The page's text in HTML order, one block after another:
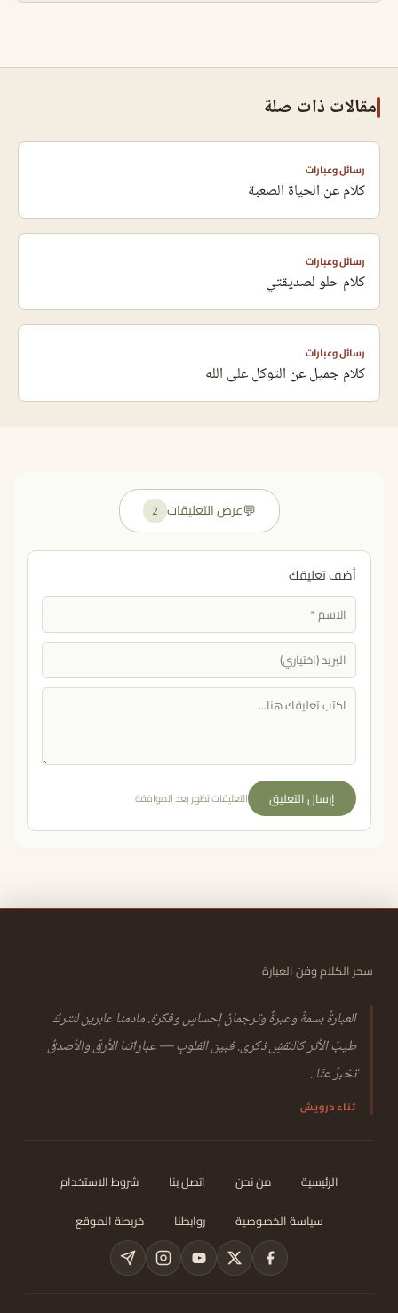
مقالات ذات صلة
رسائل وعبارات
كلام عن الحياة الصعبة
رسائل وعبارات
كلام حلو لصديقتي
رسائل وعبارات
كلام جميل عن التوكل على الله
💬عرض التعليقات 2
أضف تعليقك
إرسال التعليق التعليقات تظهر بعد الموافقة
سحر الكلام وفن العبارة
العبارةُ بسمةٌ وعبرةٌ وترجمانُ إحساسٍ وفكرة. مادمنا عابرين لنتركَ
طيبَ الأثر كالنقشِ ذكرى. فبين القلوبِ — عباراتنا الأرقّ والأصدقُ
تخبرُ عنّا..
ثناء درويش
الرئيسية من نحن اتصل بنا
شروط الاستخدام
سياسة الخصوصية
روابطنا خريطة الموقع